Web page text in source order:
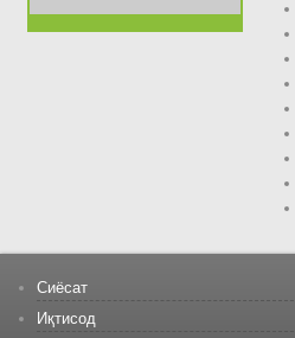
Сиёсат
Иқтисод